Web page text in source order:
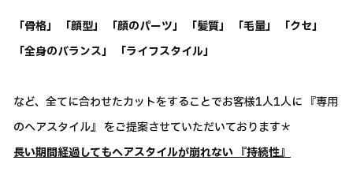
「骨格」 「顔型」 「顔のパーツ」 「髪質」 「毛量」 「クセ」
「全身のバランス」 「ライフスタイル」
など、全てに合わせたカットをすることでお客様1人1人に 『専用
のヘアスタイル』 をご提案させていただいております＊
長い期間経過してもヘアスタイルが崩れない 『持続性』